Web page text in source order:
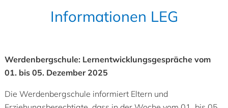
Informationen LEG
Werdenbergschule: Lernentwicklungsgespräche vom
01. bis 05. Dezember 2025
Die Werdenbergschule informiert Eltern und